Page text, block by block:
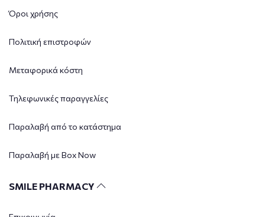
Όροι χρήσης
Πολιτική επιστροφών
Μεταφορικά κόστη
Τηλεφωνικές παραγγελίες
Παραλαβή από το κατάστημα
Παραλαβή με Box Now
SMILE PHARMACY